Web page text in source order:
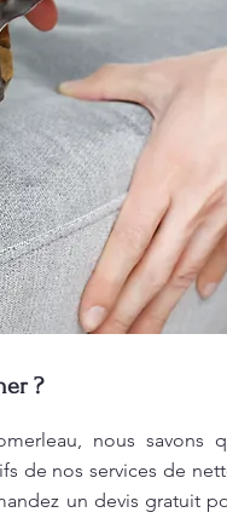
?
nous savons
de nos services de
un devis gratuit